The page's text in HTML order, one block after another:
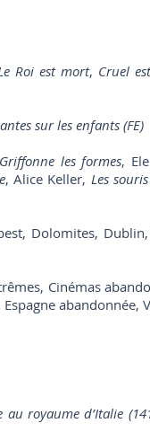
Roi est mort, Cruel
sur les enfants (FE)
Griffonne les formes,
, Alice Keller, Les
Dolomites,
Cinémas
abandonnée,
royaume d’Italie